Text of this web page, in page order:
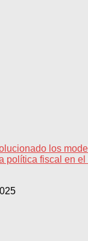
los
política fiscal en